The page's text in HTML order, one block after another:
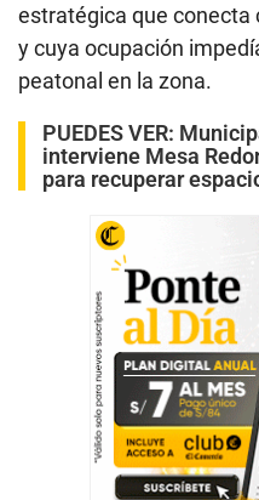
estratégica que conecta
y cuya ocupación
peatonal en la zona.
PUEDES VER:
interviene Mesa
para recuperar